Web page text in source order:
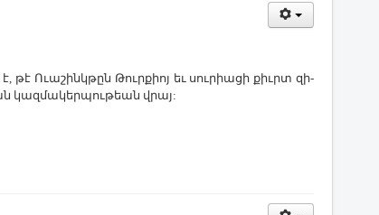
Ո­ւա­շինկ­թըն ­Թուր­քիոյ եւ սու­րիա­ցի քիւրտ զի­
կազ­մա­կեր­պու­թեան վրայ: